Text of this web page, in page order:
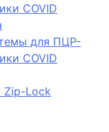
COVID
для ПЦР-
COVID
Zip-Lock